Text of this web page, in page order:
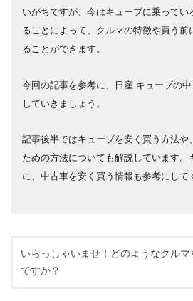
いがちですが、今はキューブに乗ってい
ることによって、クルマの特徴や買う前
ることができます。
今回の記事を参考に、日産 キューブの
していきましょう。
記事後半ではキューブを安く買う方法や
ための方法についても解説しています。
に、中古車を安く買う情報も参考にして
いらっしゃいませ！どのようなクルマ
ですか？